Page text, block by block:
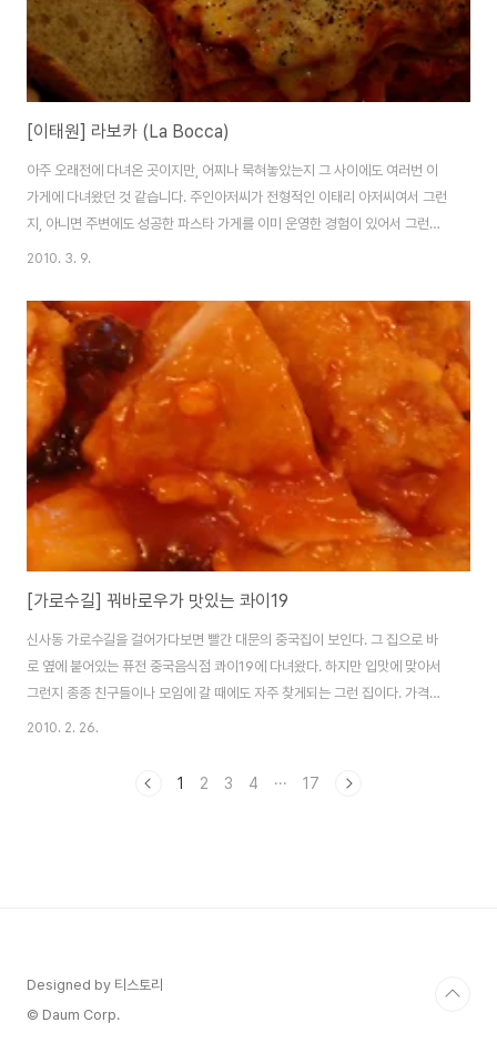
[이태원] 라보카 (La Bocca)
아주 오래전에 다녀온 곳이지만, 어찌나 묵혀놓았는지 그 사이에도 여러번 이
가게에 다녀왔던 것 같습니다. 주인아저씨가 전형적인 이태리 아저씨여서 그런
지, 아니면 주변에도 성공한 파스타 가게를 이미 운영한 경험이 있어서 그런지
맛은 꽤나 흡족스러운 곳입니다. 분위기도 수다 떨기도 좋기도 하고, 양 자체도
죠~! ++ La Bocca ++ 원래 이 곳은 문을 들어서자 보이는 메뉴들처럼 '디저
트'가 주인 것 같지만, '샌드위치'가 맛있다는 입소문을 타고나서인지 대부분은
샌드위치와 커피를 곁들여 식사하러 오시는 분들이 많으신 것 같아보였습니다.
저도, 라보카의 샌드위치는 정말 좋아하거든요! 가게 자체는 편안한 분위기에
갈색 벽돌들이 되어..
2010. 3. 9.
[가로수길] 꿔바로우가 맛있는 콰이19
신사동 가로수길을 걸어가다보면 빨간 대문의 중국집이 보인다. 그 집으로 바
로 옆에 붙어있는 퓨전 중국음식점 콰이19에 다녀왔다. 하지만 입맛에 맞아서
그런지 종종 친구들이나 모임에 갈 때에도 자주 찾게되는 그런 집이다. 가격이
터무니없게 높지도 않고, 양도 적지는 않은 편이라 무난하게 즐길 수 있는 그런
2010. 2. 26.
1 2 3 4 ··· 17
Designed by 티스토리
© Daum Corp.